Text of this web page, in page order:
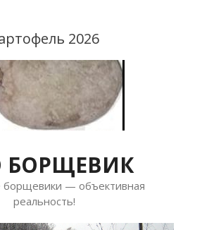
2026
БОРЩЕВИК
борщевики — объективная
реальность!